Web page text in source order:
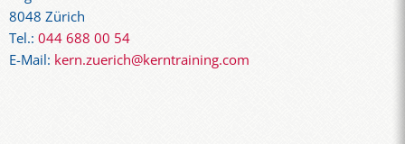
8048 Zürich
Tel.: 044 688 00 54
E-Mail: kern.zuerich@kerntraining.com